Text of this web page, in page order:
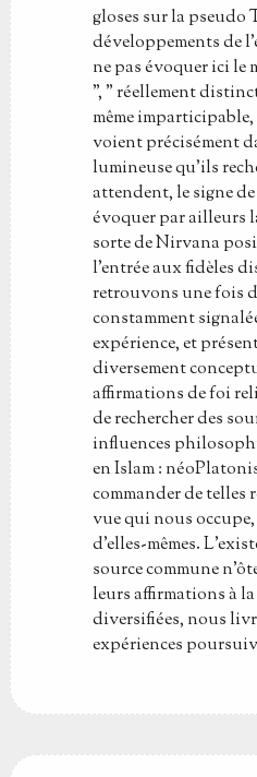
gloses sur la pseudo
développements de
ne pas évoquer ici le
", " réellement
même
voient précisément
lumineuse qu'ils
attendent, le signe
évoquer par ailleurs
sorte de Nirvana
l'entrée aux fidèles
retrouvons une fois
constamment
expérience, et
diversement
affirmations de foi
de rechercher des
influences
en Islam :
commander de
vue qui nous
d'elles-mêmes.
source commune
leurs affirmations à
diversifiées, nous
expériences